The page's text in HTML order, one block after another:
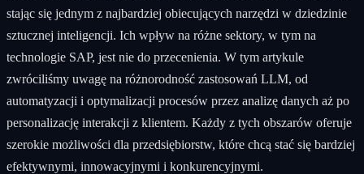
stając się jednym z najbardziej obiecujących narzędzi w dziedzinie
sztucznej inteligencji. Ich wpływ na różne sektory, w tym na
technologie SAP, jest nie do przecenienia. W tym artykule
zwróciliśmy uwagę na różnorodność zastosowań LLM, od
automatyzacji i optymalizacji procesów przez analizę danych aż po
personalizację interakcji z klientem. Każdy z tych obszarów oferuje
szerokie możliwości dla przedsiębiorstw, które chcą stać się bardziej
efektywnymi, innowacyjnymi i konkurencyjnymi.